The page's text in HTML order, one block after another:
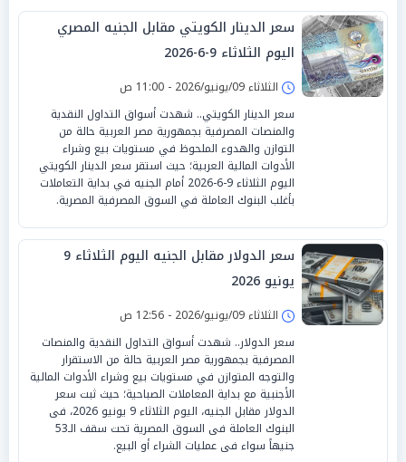
سعر الدينار الكويتي مقابل الجنيه المصري
اليوم الثلاثاء 9-6-2026
الثلاثاء 09/يونيو/2026 - 11:00 ص
سعر الدينار الكويتي.. شهدت أسواق التداول النقدية
والمنصات المصرفية بجمهورية مصر العربية حالة من
التوازن والهدوء الملحوظ في مستويات بيع وشراء
الأدوات المالية العربية؛ حيث استقر سعر الدينار الكويتي
اليوم الثلاثاء 9-6-2026 أمام الجنيه في بداية التعاملات
بأغلب البنوك العاملة في السوق المصرفية المصرية.
سعر الدولار مقابل الجنيه اليوم الثلاثاء 9
يونيو 2026
الثلاثاء 09/يونيو/2026 - 12:56 ص
سعر الدولار.. شهدت أسواق التداول النقدية والمنصات
المصرفية بجمهورية مصر العربية حالة من الاستقرار
والتوجه المتوازن في مستويات بيع وشراء الأدوات المالية
الأجنبية مع بداية المعاملات الصباحية؛ حيث ثبت سعر
الدولار مقابل الجنيه، اليوم الثلاثاء 9 يونيو 2026، فى
البنوك العاملة فى السوق المصرية تحت سقف الـ53
جنيهاً سواء فى عمليات الشراء أو البيع.